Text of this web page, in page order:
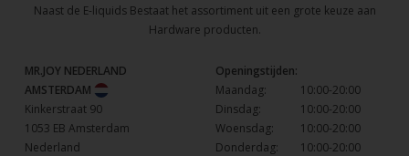
Naast de E-liquids Bestaat het assortiment uit een grote keuze aan
Hardware producten.
MR.JOY NEDERLAND
AMSTERDAM
Kinkerstraat 90
1053 EB Amsterdam
Nederland
Openingstijden:
Maandag:
10:00-20:00
Dinsdag:
10:00-20:00
Woensdag:
10:00-20:00
Donderdag:
10:00-20:00